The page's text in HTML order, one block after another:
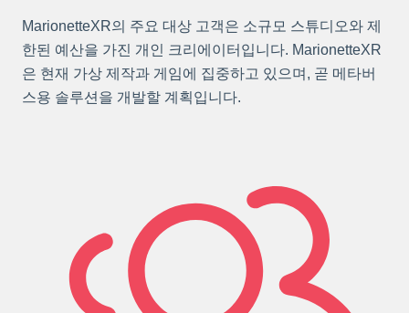
MarionetteXR의 주요 대상 고객은 소규모 스튜디오와 제
한된 예산을 가진 개인 크리에이터입니다. MarionetteXR
은 현재 가상 제작과 게임에 집중하고 있으며, 곧 메타버
스용 솔루션을 개발할 계획입니다.